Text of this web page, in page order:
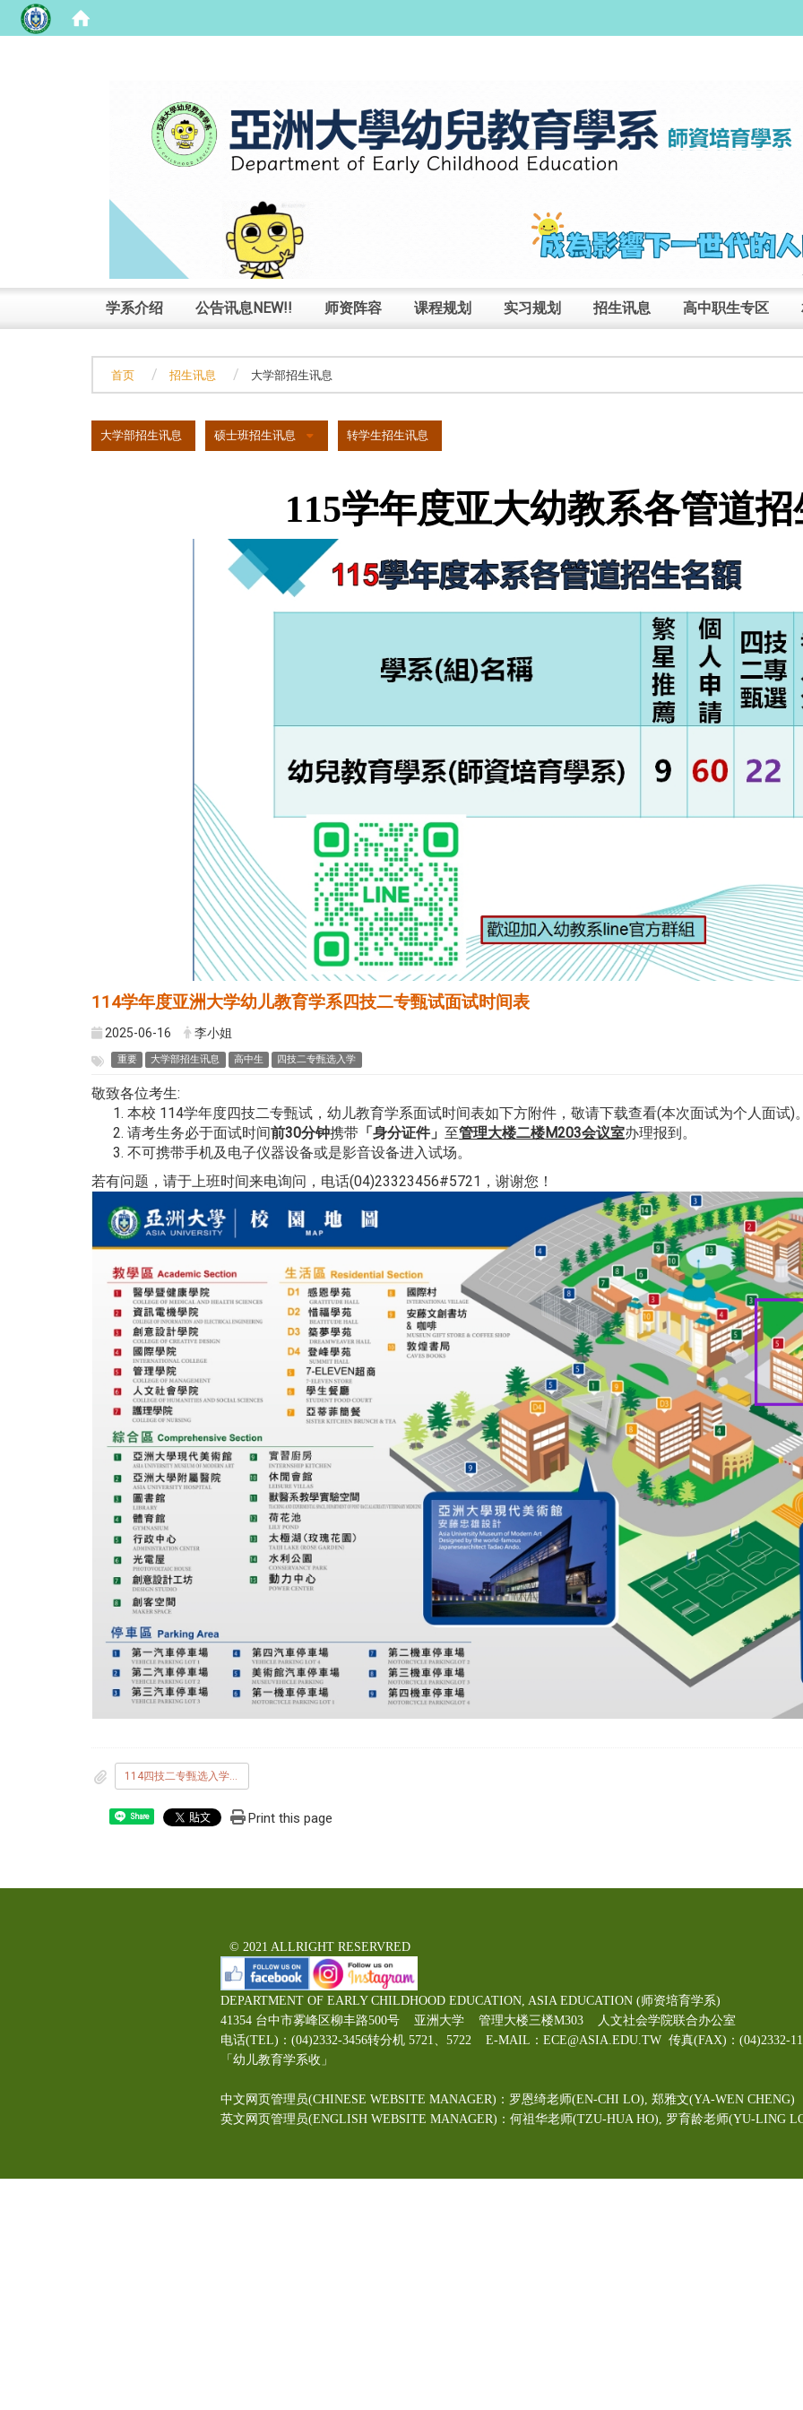
学系介绍 公告讯息NEW!! 师资阵容 课程规划 实习规划 招生讯息 高中职生专区
首页 招生讯息 大学部招生讯息
大学部招生讯息 硕士班招生讯息 转学生招生讯息
115学年度亚大幼教系各管道
114学年度亚洲大学幼儿教育学系四技二专甄试面试时间表
2025-06-16 李小姐
重要 大学部招生讯息 高中生 四技二专甄选入学
敬致各位考生:
本校 114学年度四技二专甄试，幼儿教育学系面试时间表如下方附件，敬请下载查看(本次面试为个人面试)
请考生务必于面试时间前30分钟携带 「身分证件」 至管理大楼二楼M203会议室办理报到。
不可携带手机及电子仪器设备或是影音设备进入试场。
若有问题，请于上班时间来电询问，电话(04)23323456#5721，谢谢您！
114四技二专甄选入学面试时间表_公告版_.pdf
Share Print this page
© 2021 ALLRIGHT RESERVRED
DEPARTMENT OF EARLY CHILDHOOD EDUCATION, ASIA EDUCATION (师资培育学系)
41354 台中市雾峰区柳丰路500号 亚洲大学 管理大楼三楼M303 人文社会学院联合办公室
电话(TEL)：(04)2332-3456转分机 5721、5722 E-MAIL：ECE@ASIA.EDU.TW 传真(FAX)：(04)2332-
「幼儿教育学系收」
中文网页管理员(CHINESE WEBSITE MANAGER)：罗恩绮老师(EN-CHI LO), 郑雅文(YA-WEN CHENG)
英文网页管理员(ENGLISH WEBSITE MANAGER)：何祖华老师(TZU-HUA HO), 罗育龄老师(YU-LING